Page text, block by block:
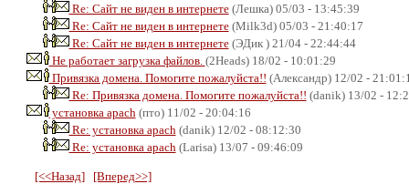
Re: Сайт не виден в интернете(Лешка) 05/03 - 13:45:39
Re: Сайт не виден в интернете(Milk3d) 05/03 - 21:40:17
Re: Сайт не виден в интернете(ЭДик ) 21/04 - 22:44:44
Не работает загрузка файлов. (2Heads) 18/02 - 10:01:29
Привязка домена. Помогите пожалуйста!! (Александр) 12/02 -
Re: Привязка домена. Помогите пожалуйста!! (danik) 13/02 -
установка apach (пто) 11/02 - 20:04:16
Re: установка apach (danik) 12/02 - 08:12:30
Re: установка apach (Larisa) 13/07 - 09:46:09
[<<Назад] [Вперед>>]